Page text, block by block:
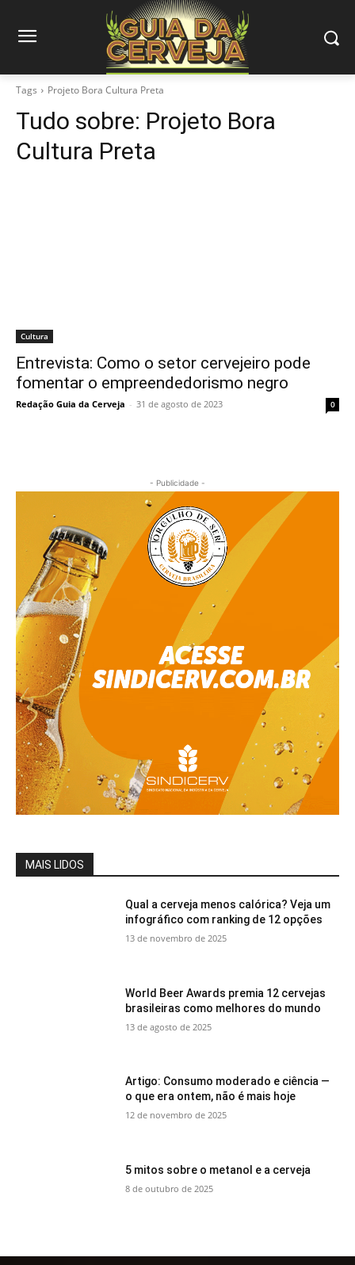
Tags Projeto Bora Cultura Preta
Tudo sobre: Projeto Bora
Cultura Preta
Cultura
Entrevista: Como o setor cervejeiro pode
fomentar o empreendedorismo negro
Redação Guia da Cerveja - 31 de agosto de 2023 0
- Publicidade -
MAIS LIDOS
Qual a cerveja menos calórica? Veja um
infográfico com ranking de 12 opções
13 de novembro de 2025
World Beer Awards premia 12 cervejas
brasileiras como melhores do mundo
13 de agosto de 2025
Artigo: Consumo moderado e ciência —
o que era ontem, não é mais hoje
12 de novembro de 2025
5 mitos sobre o metanol e a cerveja
8 de outubro de 2025